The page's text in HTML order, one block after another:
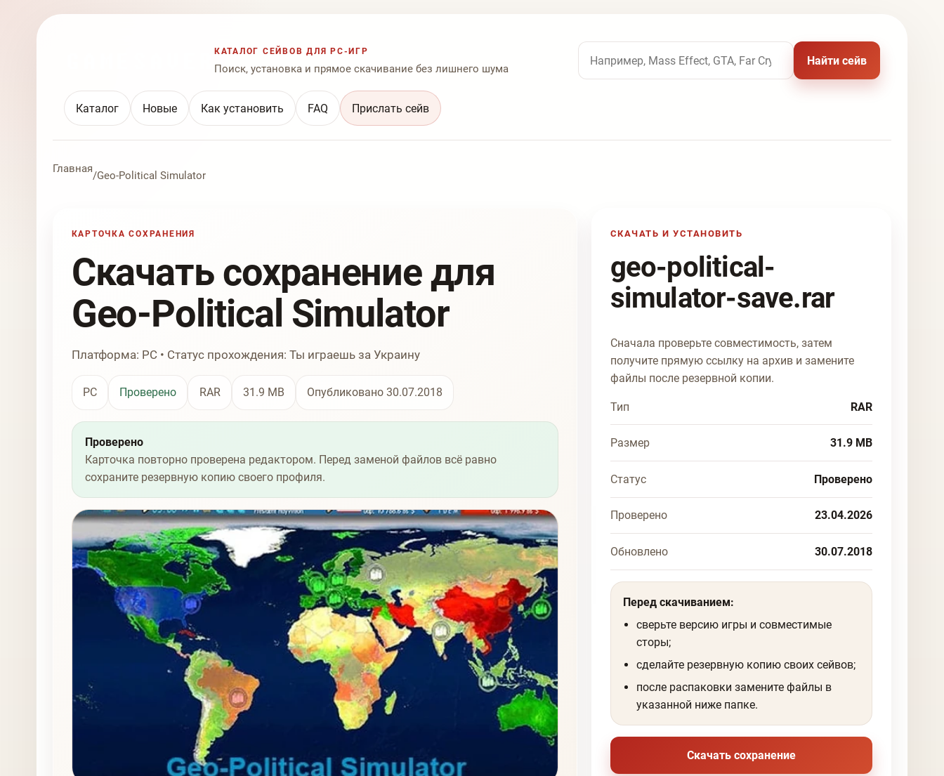
КАТАЛОГ СЕЙВОВ ДЛЯ PC-ИГР
Поиск, установка и прямое скачивание без лишнего шума
Поиск по названию игры
Найти сейв
Каталог Новые Как установить FAQ Прислать сейв
Главная
/Geo-Political Simulator
КАРТОЧКА СОХРАНЕНИЯ
Скачать сохранение для
Geo-Political Simulator
Платформа: PC • Статус прохождения: Ты играешь за Украину
PC Проверено RAR 31.9 MB Опубликовано 30.07.2018
Проверено
Карточка повторно проверена редактором. Перед заменой файлов всё равно
сохраните резервную копию своего профиля.
СКАЧАТЬ И УСТАНОВИТЬ
geo-political-
simulator-save.rar
Сначала проверьте совместимость, затем
получите прямую ссылку на архив и замените
файлы после резервной копии.
Тип RAR
Размер 31.9 MB
Статус Проверено
Проверено 23.04.2026
Обновлено 30.07.2018
Перед скачиванием:
сверьте версию игры и совместимые
сторы;
сделайте резервную копию своих сейвов;
после распаковки замените файлы в
указанной ниже папке.
Скачать сохранение